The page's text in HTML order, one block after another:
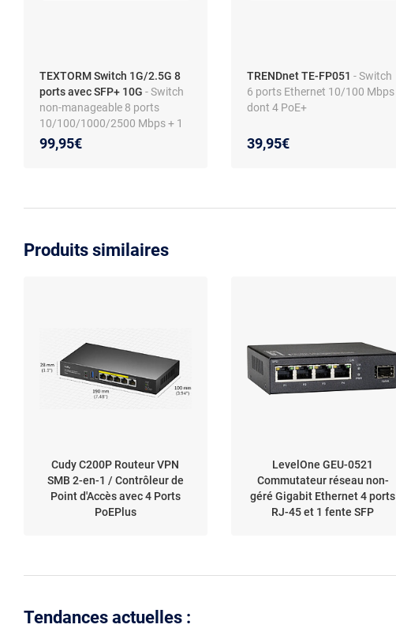
TEXTORM Switch 1G/2.5G 8
ports avec SFP+ 10G - Switch
non-manageable 8 ports
10/100/1000/2500 Mbps + 1
SFP 10 Gbps
99,95€
TRENDnet TE-FP051 - Switch
6 ports Ethernet 10/100 Mbps
dont 4 PoE+
39,95€
Produits similaires
Cudy C200P Routeur VPN
SMB 2-en-1 / Contrôleur de
Point d'Accès avec 4 Ports
PoEPlus
LevelOne GEU-0521
Commutateur réseau non-
géré Gigabit Ethernet 4 ports
RJ-45 et 1 fente SFP
Tendances actuelles :